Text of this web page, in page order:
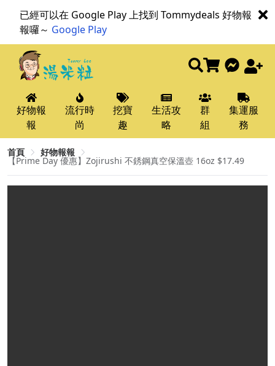
已經可以在 Google Play 上找到 Tommydeals 好物報
報囉～ Google Play
好物報
報
流行時
尚
挖寶
趣
生活攻
略
群
組
集運服
務
首頁 好物報報
【Prime Day 優惠】Zojirushi 不銹鋼真空保溫壺 16oz $17.49​